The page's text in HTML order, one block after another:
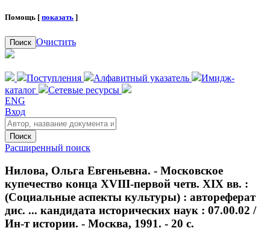
Помощь [ показать ]
Поиск Очистить
Поступления Алфавитный указатель
Имидж-
каталог
Сетевые ресурсы
ENG
Вход
Поиск
Расширенный поиск
Нилова, Ольга Евгеньевна. - Московское
купечество конца XVIII-первой четв. XIX вв. :
(Социальные аспекты культуры) : автореферат
дис. ... кандидата исторических наук : 07.00.02 /
Ин-т истории. - Москва, 1991. - 20 с.